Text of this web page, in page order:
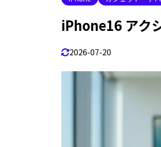
iPhone16 アク
2026-07-20
1.4.3
1.5
1.5.1 メリ
1.5.2
iPhone16